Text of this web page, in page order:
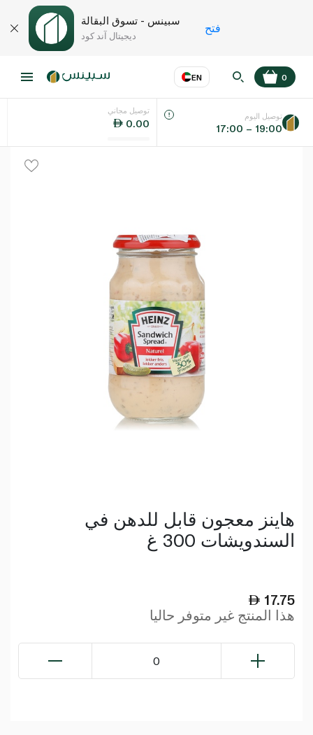
سبينس - تسوق البقالة
ديجيتال آند كود
فتح
EN
اللغة عر
0
توصيل مجاني
0.00
توصيل اليوم
17:00 – 19:00
هاينز معجون قابل للدهن في
السندويشات 300 غ
17.75
هذا المنتج غير متوفر حاليا
0